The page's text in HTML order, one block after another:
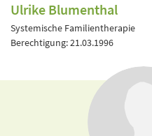
Ulrike Blumenthal
Systemische Familientherapie
Berechtigung: 21.03.1996